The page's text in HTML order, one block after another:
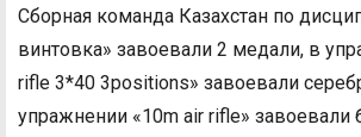
Сборная команда Казахстан по
винтовка» завоевали 2 медали, в
rifle 3*40 3positions» завоевали
упражнении «10m air rifle» завоевали